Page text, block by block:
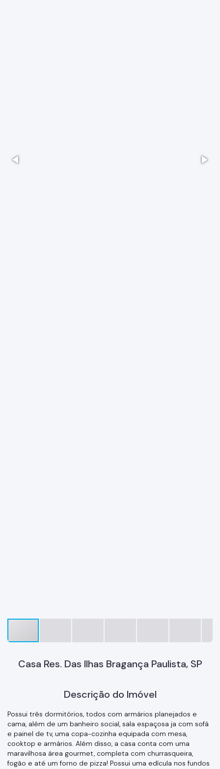
Casa Res. Das Ilhas Bragança Paulista, SP
Descrição do Imóvel
Possui três dormitórios, todos com armários planejados e
cama, além de um banheiro social, sala espaçosa ja com sofá
e painel de tv, uma copa-cozinha equipada com mesa,
cooktop e armários. Além disso, a casa conta com uma
maravilhosa área gourmet, completa com churrasqueira,
fogão e até um forno de pizza! Possui uma edícula nos fundos